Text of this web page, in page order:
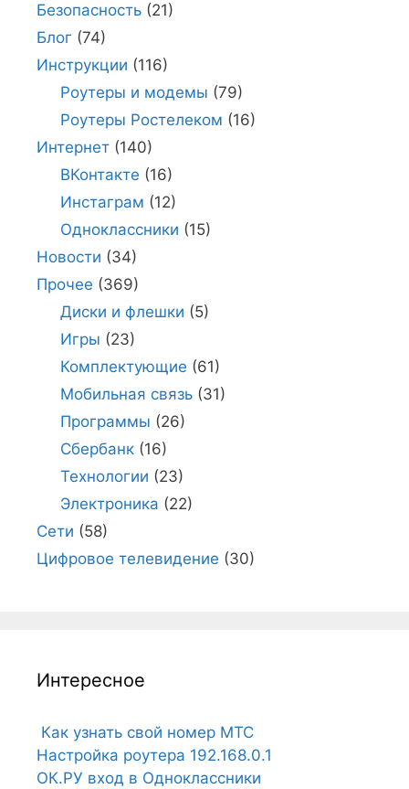
Безопасность (21)
Блог (74)
Инструкции (116)
Роутеры и модемы (79)
Роутеры Ростелеком (16)
Интернет (140)
ВКонтакте (16)
Инстаграм (12)
Одноклассники (15)
Новости (34)
Прочее (369)
Диски и флешки (5)
Игры (23)
Комплектующие (61)
Мобильная связь(31)
Программы (26)
Сбербанк(16)
Технологии (23)
Электроника (22)
Сети (58)
Цифровое телевидение (30)
Интересное
Как узнать свой номер МТС
Настройка роутера 192.168.0.1
ОК.РУ вход в Одноклассники